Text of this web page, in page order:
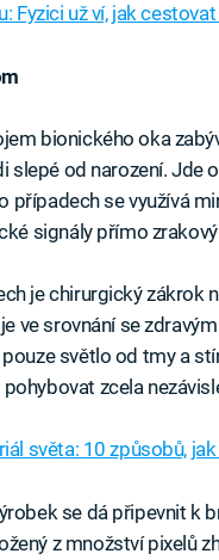
Fyzici už ví, jak
bionického oka
slepé od narození. Jde
případech se využívá
signály přímo
je chirurgický zákrok
ve srovnání se
světlo od tmy a
zcela
světa: 10 způsobů,
se dá připevnit k
z množství pixelů